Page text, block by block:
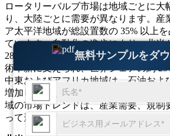
無料サンプルをダ
ロータリーバルブ市場は地域ごとに大
り、大陸ごとに需要が異なります。産
ア太平洋地域が総設置数の 35% 以上
ています。自動化の進歩により、北米
28% を占めています。ヨーロッパは、
術革新に支えられ、世界シェアの約
中東およびアフリカ地域は、石油およ
増加しており、市場全体の約 12% に
域の市場トレンドは、産業需要、規制
って形成されます。